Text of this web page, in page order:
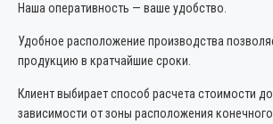
Наша оперативность — ваше удобство.
Удобное расположение производства
продукцию в кратчайшие сроки.
Клиент выбирает способ расчета стоимости
зависимости от зоны расположения конечного